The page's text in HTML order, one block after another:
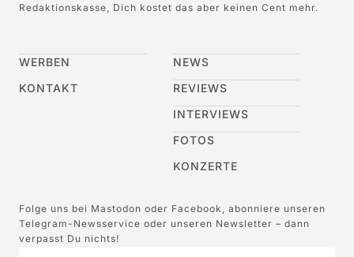
Redaktionskasse, Dich kostet das aber keinen Cent mehr.
WERBEN
KONTAKT
NEWS
REVIEWS
INTERVIEWS
FOTOS
KONZERTE
Folge uns bei Mastodon oder Facebook, abonniere unseren
Telegram-Newsservice oder unseren Newsletter – dann
verpasst Du nichts!